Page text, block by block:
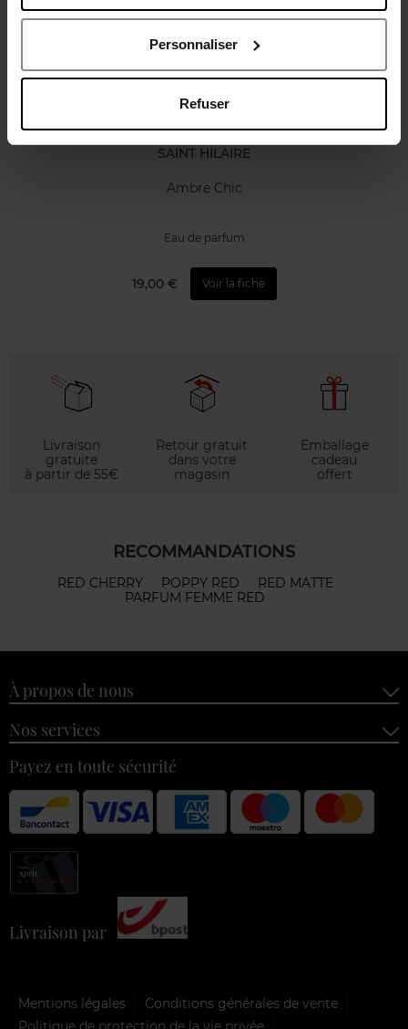
Personnaliser
Refuser
SAINT HILAIRE
Ambre Chic
Eau de parfum
19,00 € Voir la fiche
Livraison
gratuite
à partir de 55€
Retour gratuit
dans votre
magasin
Emballage
cadeau
offert
RECOMMANDATIONS
RED CHERRY POPPY RED
RED MATTE
PARFUM FEMME RED
À propos de nous
Nos services
Payez en toute sécurité
Livraison par
Mentions légales
Conditions générales de vente